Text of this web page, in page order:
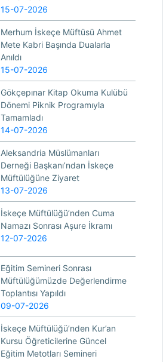
15-07-2026
Merhum İskeçe Müftüsü Ahmet
Mete Kabri Başında Dualarla
Anıldı
15-07-2026
Gökçepınar Kitap Okuma Kulübü
Dönemi Piknik Programıyla
Tamamladı
14-07-2026
Aleksandria Müslümanları
Derneği Başkanı’ndan İskeçe
Müftülüğüne Ziyaret
13-07-2026
İskeçe Müftülüğü’nden Cuma
Namazı Sonrası Aşure İkramı
12-07-2026
Eğitim Semineri Sonrası
Müftülüğümüzde Değerlendirme
Toplantısı Yapıldı
09-07-2026
İskeçe Müftülüğü’nden Kur’an
Kursu Öğreticilerine Güncel
Eğitim Metotları Semineri